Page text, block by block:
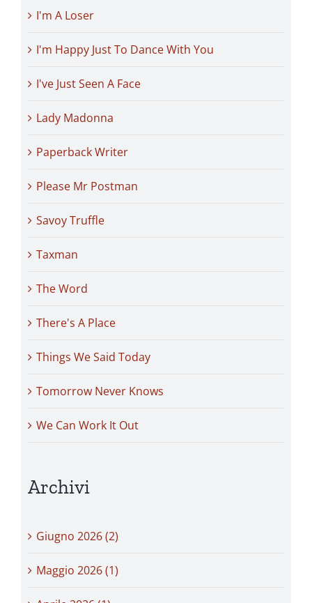
I'm A Loser
I'm Happy Just To Dance With You
I've Just Seen A Face
Lady Madonna
Paperback Writer
Please Mr Postman
Savoy Truffle
Taxman
The Word
There's A Place
Things We Said Today
Tomorrow Never Knows
We Can Work It Out
Archivi
Giugno 2026 (2)
Maggio 2026 (1)